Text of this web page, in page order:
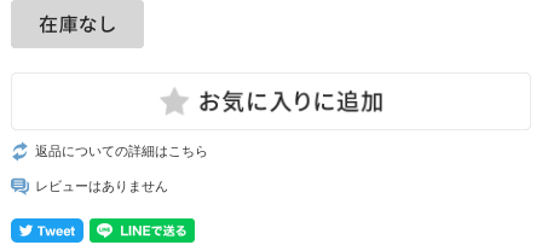
返品についての詳細はこちら
レビューはありません